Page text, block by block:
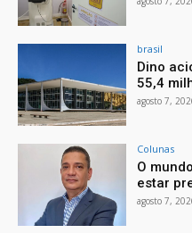
brasil
Dino
55,4
agosto 7,
Colunas
O
estar
agosto 7,